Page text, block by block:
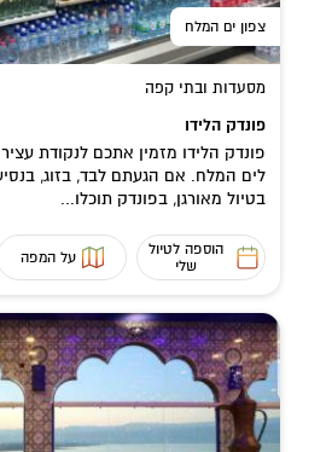
צפון ים המלח
מסעדות ובתי קפה
פונדק הלידו
פונדק הלידו מזמין אתכם לנקודת
לים המלח. אם הגעתם לבד, בזוג,
בטיול מאורגן, בפונדק תוכלו...
הוספה לטיול
שלי
על המפה